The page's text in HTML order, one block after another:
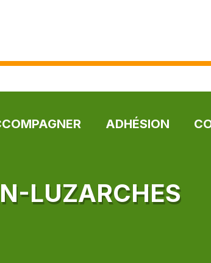
ADHÉSION
LUZARCHES